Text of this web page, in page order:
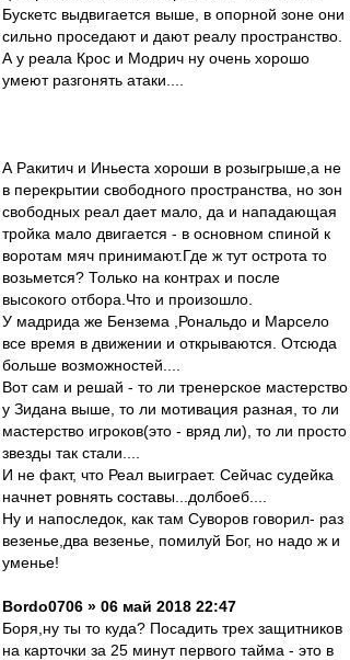
Бускетс выдвигается выше, в опорной зоне они
сильно проседают и дают реалу пространство.
А у реала Крос и Модрич ну очень хорошо
умеют разгонять атаки....
А Ракитич и Иньеста хороши в розыгрыше,а не
в перекрытии свободного пространства, но зон
свободных реал дает мало, да и нападающая
тройка мало двигается - в основном спиной к
воротам мяч принимают.Где ж тут острота то
возьмется? Только на контрах и после
высокого отбора.Что и произошло.
У мадрида же Бензема ,Рональдо и Марсело
все время в движении и открываются. Отсюда
больше возможностей....
Вот сам и решай - то ли тренерское мастерство
у Зидана выше, то ли мотивация разная, то ли
мастерство игроков(это - вряд ли), то ли просто
звезды так стали....
И не факт, что Реал выиграет. Сейчас судейка
начнет ровнять составы...долбоеб....
Ну и напоследок, как там Суворов говорил- раз
везенье,два везенье, помилуй Бог, но надо ж и
уменье!
Bordo0706 » 06 май 2018 22:47
Боря,ну ты то куда? Посадить трех защитников
на карточки за 25 минут первого тайма - это в